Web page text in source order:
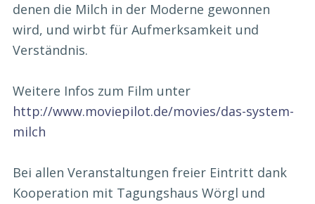
denen die Milch in der Moderne gewonnen
wird, und wirbt für Aufmerksamkeit und
Verständnis.
Weitere Infos zum Film unter
http://www.moviepilot.de/movies/das-system-
milch
Bei allen Veranstaltungen freier Eintritt dank
Kooperation mit Tagungshaus Wörgl und